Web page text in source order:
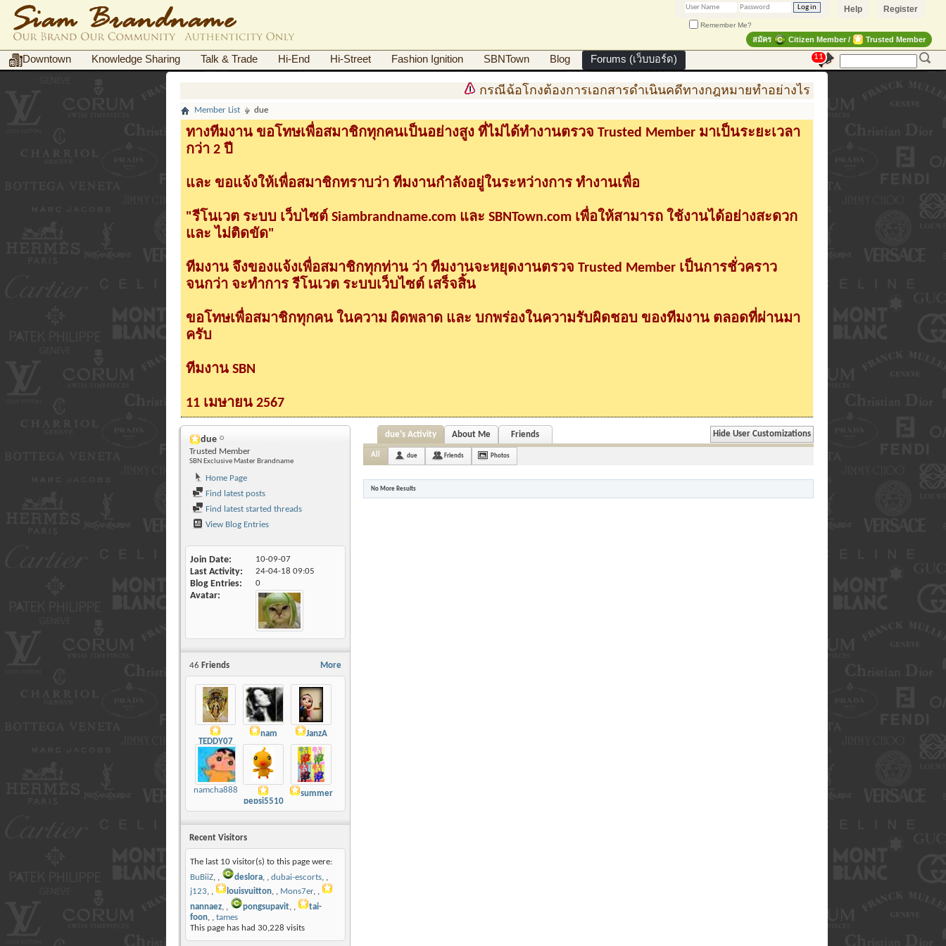
Register
Help
Remember Me?
สมัคร Citizen Member / Trusted Member
Downtown Knowledge Sharing Talk & Trade Hi-End Hi-Street Fashion Ignition SBNTown Blog Forums (เว็บบอร์ด) 11
กรณีฉ้อโกงต้องการเอกสารดำเนินคดีทางกฎหมายทำอย่างไร
Member List due
ทางทีมงาน ขอโทษเพื่อสมาชิกทุกคนเป็นอย่างสูง ที่ไม่ได้ทำงานตรวจ Trusted Member มาเป็นระยะเวลา
กว่า 2 ปี
และ ขอแจ้งให้เพื่อสมาชิกทราบว่า ทีมงานกำลังอยู่ในระหว่างการ ทำงานเพื่อ
"รีโนเวต ระบบ เว็บไซต์ Siambrandname.com และ SBNTown.com เพื่อให้สามารถ ใช้งานได้อย่างสะดวก
และ ไม่ติดขัด"
ทีมงาน จึงของแจ้งเพื่อสมาชิกทุกท่าน ว่า ทีมงานจะหยุดงานตรวจ Trusted Member เป็นการชั่วคราว
จนกว่า จะทำการ รีโนเวต ระบบเว็บไซต์ เสร็จสิ้น
ขอโทษเพื่อสมาชิกทุกคน ในความ ผิดพลาด และ บกพร่องในความรับผิดชอบ ของทีมงาน ตลอดที่ผ่านมา
ครับ
ทีมงาน SBN
11 เมษายน 2567
due
Trusted Member
SBN Exclusive Master Brandname
Home Page
Find latest posts
Find latest started threads
View Blog Entries
Join Date 10-09-07
Last Activity 24-04-18 09:05
Blog Entries 0
Avatar
More
46 Friends
TEDDY07
nam JanzA
namcha888
pepsi5510
summer
Recent Visitors
The last 10 visitor(s) to this page were:
BuBiiZ, deslora, dubai-escorts,
j123, louisvuitton, Mons7er,
nannaez, pongsupavit,
tai-
foon,
tames
This page has had 30,228 visits
due's Activity About Me Friends
All due Friends Photos
No More Results